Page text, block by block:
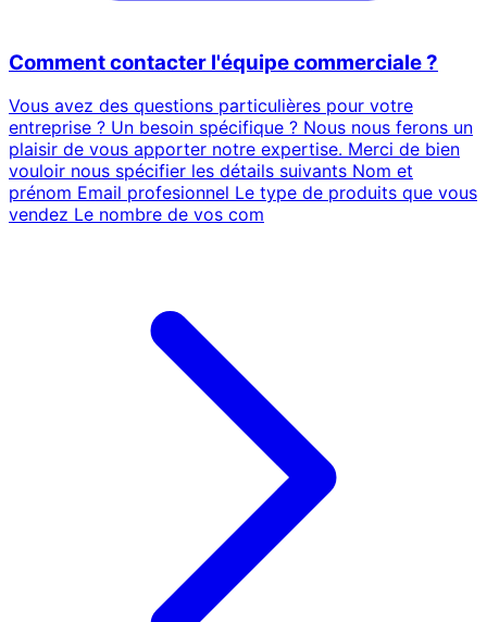
Comment contacter l'équipe commerciale ?
Vous avez des questions particulières pour votre
entreprise ? Un besoin spécifique ? Nous nous ferons un
plaisir de vous apporter notre expertise. Merci de bien
vouloir nous spécifier les détails suivants Nom et
prénom Email profesionnel Le type de produits que vous
vendez Le nombre de vos com